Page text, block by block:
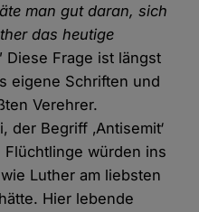
man gut daran, sich
das heutige
Diese Frage ist längst
eigene Schriften und
Verehrer.
Begriff ‚Antisemit‘
würden ins
Luther am liebsten
Hier lebende